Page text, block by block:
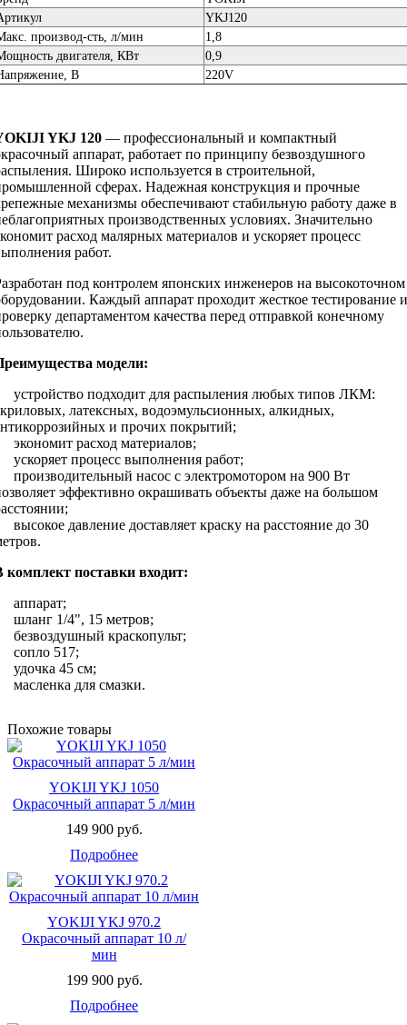
YKJ120
производ-сть, л/мин
1,8
двигателя, КВт
0,9
В
220V
YKJ 120 — профессиональный и компактный
аппарат, работает по принципу безвоздушного
Широко используется в строительной,
сферах. Надежная конструкция и прочные
механизмы обеспечивают стабильную работу даже в
производственных условиях. Значительно
расход малярных материалов и ускоряет процесс
работ.
под контролем японских инженеров на высокоточном
Каждый аппарат проходит жесткое тестирование и
департаментом качества перед отправкой конечному
модели:
устройство подходит для распыления любых типов ЛКМ:
латексных, водоэмульсионных, алкидных,
и прочих покрытий;
экономит расход материалов;
ускоряет процесс выполнения работ;
производительный насос с электромотором на 900 Вт
эффективно окрашивать объекты даже на большом
высокое давление доставляет краску на расстояние до 30
комплект поставки входит:
аппарат;
шланг 1/4", 15 метров;
безвоздушный краскопульт;
сопло 517;
удочка 45 см;
масленка для смазки.
Похожие товары
YOKIJI YKJ 1050
Окрасочный аппарат 5 л/мин
149 900 руб.
Подробнее
YOKIJI YKJ 970.2
Окрасочный аппарат 10 л/
мин
199 900 руб.
Подробнее